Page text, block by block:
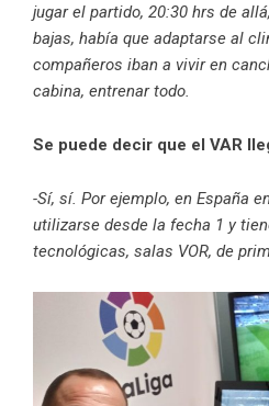
jugar el partido, 20:30 hrs de
bajas, había que adaptarse al
compañeros iban a vivir en
cabina, entrenar todo.
Se puede decir que el VAR
-Sí, sí. Por ejemplo, en España
utilizarse desde la fecha 1 y
tecnológicas, salas VOR, de